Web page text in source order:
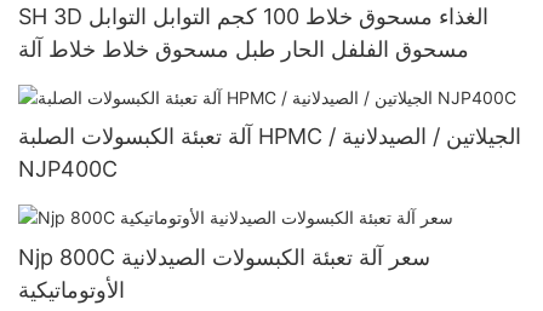
SH 3D الغذاء مسحوق خلاط 100 كجم التوابل التوابل
مسحوق الفلفل الحار طبل مسحوق خلاط خلاط آلة
آلة تعبئة الكبسولات الصلبة HPMC / الجيلاتين / الصيدلانية
NJP400C
Njp 800C سعر آلة تعبئة الكبسولات الصيدلانية
الأوتوماتيكية